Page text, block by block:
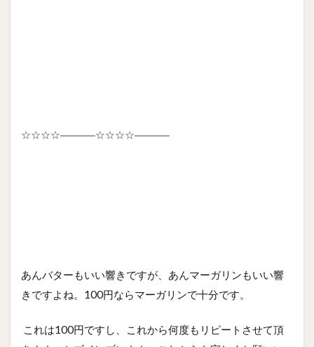
☆☆☆☆———–☆☆☆☆———–
あんバターもいい響きですが、あんマーガリンもいい響
きですよね。100円ならマーガリンで十分です。
これは100円ですし、これから何度もリピートさせて頂